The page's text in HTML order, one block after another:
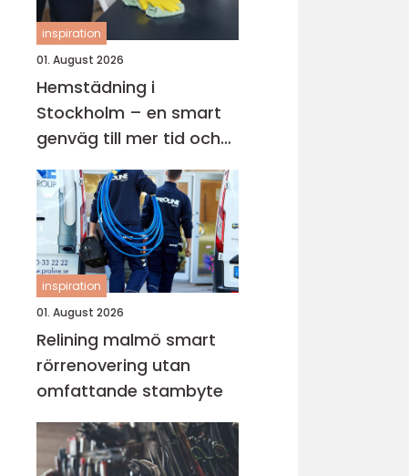
inspiration
01. August 2026
Hemstädning i
Stockholm – en smart
genväg till mer tid och
lugn i vardagen
inspiration
01. August 2026
Relining malmö smart
rörrenovering utan
omfattande stambyte